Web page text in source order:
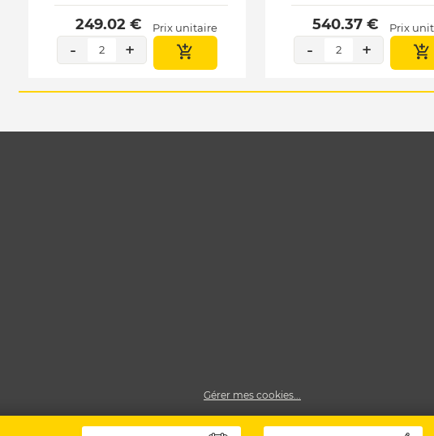
249.02 € Prix unitaire
- 2 +
540.37 € Prix
- 2 +
Gérer mes cookies...